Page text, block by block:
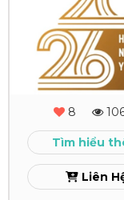
Tết
Xem
8
Tìm hiểu
Liên